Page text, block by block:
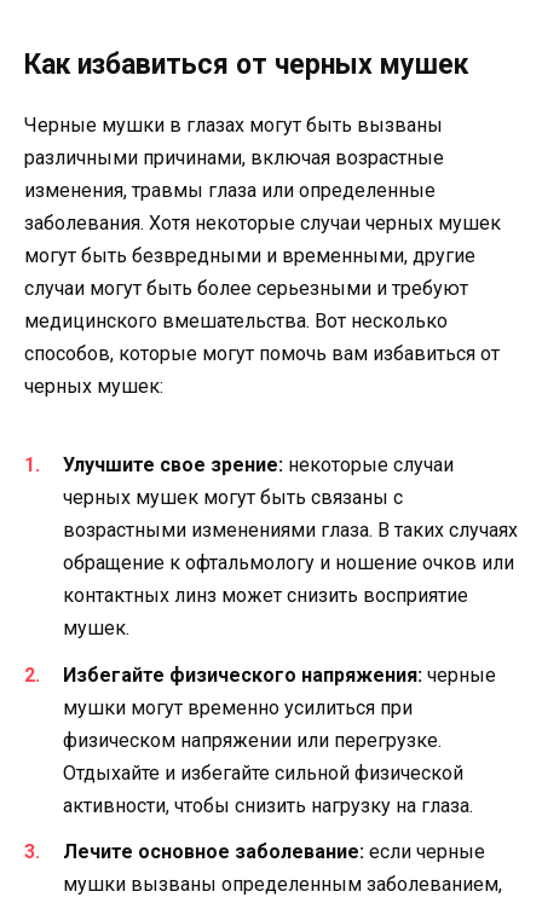
Как избавиться от черных мушек
Черные мушки в глазах могут быть вызваны
различными причинами, включая возрастные
изменения, травмы глаза или определенные
заболевания. Хотя некоторые случаи черных мушек
могут быть безвредными и временными, другие
случаи могут быть более серьезными и требуют
медицинского вмешательства. Вот несколько
способов, которые могут помочь вам избавиться от
черных мушек:
Улучшите свое зрение: некоторые случаи
черных мушек могут быть связаны с
возрастными изменениями глаза. В таких случаях
обращение к офтальмологу и ношение очков или
контактных линз может снизить восприятие
мушек.
Избегайте физического напряжения: черные
мушки могут временно усилиться при
физическом напряжении или перегрузке.
Отдыхайте и избегайте сильной физической
активности, чтобы снизить нагрузку на глаза.
Лечите основное заболевание: если черные
мушки вызваны определенным заболеванием,